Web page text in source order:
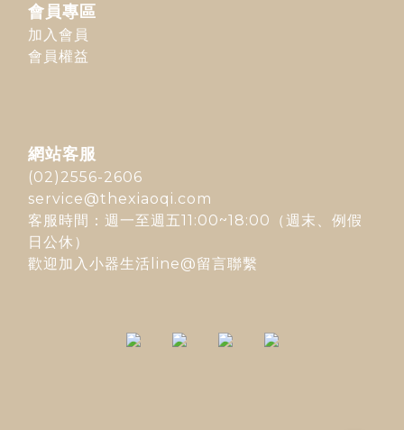
會員專區
加入會員
會員權益
網站客服
(02)2556-2606
service@thexiaoqi.com
客服時間：週一至週五11:00~18:00（週末、例假
日公休）
歡迎加入 小器生活line@留言聯繫